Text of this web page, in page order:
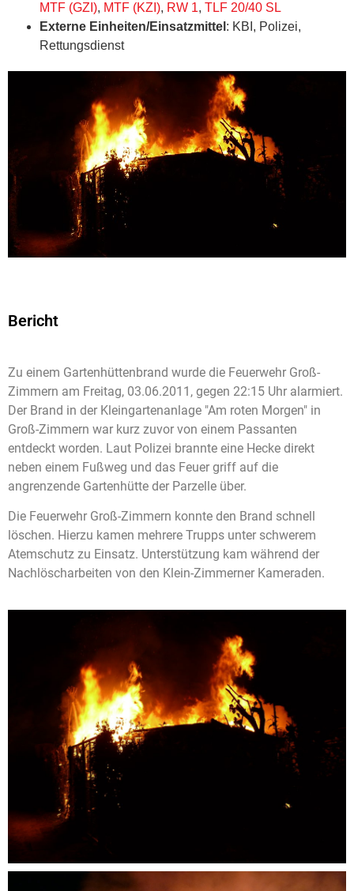
MTF (GZI), MTF (KZI), RW 1, TLF 20/40 SL
Externe Einheiten/Einsatzmittel : KBI, Polizei,
Rettungsdienst
Bericht
Zu einem Gartenhüttenbrand wurde die Feuerwehr Groß-
Zimmern am Freitag, 03.06.2011, gegen 22:15 Uhr alarmiert.
Der Brand in der Kleingartenanlage "Am roten Morgen" in
Groß-Zimmern war kurz zuvor von einem Passanten
entdeckt worden. Laut Polizei brannte eine Hecke direkt
neben einem Fußweg und das Feuer griff auf die
angrenzende Gartenhütte der Parzelle über.
Die Feuerwehr Groß-Zimmern konnte den Brand schnell
löschen. Hierzu kamen mehrere Trupps unter schwerem
Atemschutz zu Einsatz. Unterstützung kam während der
Nachlöscharbeiten von den Klein-Zimmerner Kameraden.